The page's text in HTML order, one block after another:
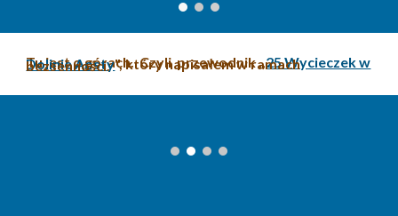
Tu jest o górach. Czyli przewodnik ,,
25 Wycieczek w Dolinie Aosty
", który napisałem w ramach bezsenności.